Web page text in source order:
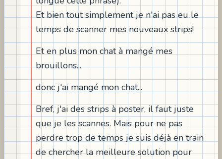
Et bien tout simplement je n'ai pas eu le
temps de scanner mes nouveaux strips!
Et en plus mon chat à mangé mes
brouillons...
donc j'ai mangé mon chat...
Bref, j'ai des strips à poster, il faut juste
que je les scannes. Mais pour ne pas
perdre trop de temps je suis déjà en train
de chercher la meilleure solution pour